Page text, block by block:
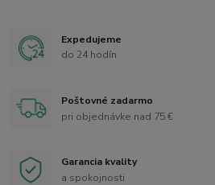
Expedujeme
do 24 hodín
Poštovné zadarmo
pri objednávke nad 75 €
Garancia kvality
a spokojnosti